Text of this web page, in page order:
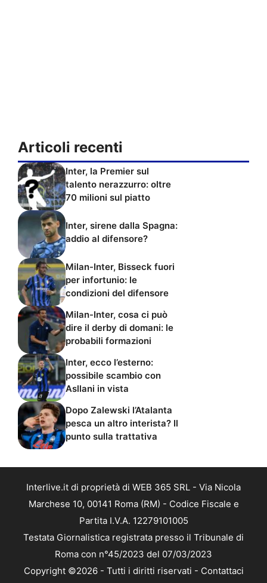
Articoli recenti
Inter, la Premier sul
talento nerazzurro: oltre
70 milioni sul piatto
Inter, sirene dalla Spagna:
addio al difensore?
Milan-Inter, Bisseck fuori
per infortunio: le
condizioni del difensore
Milan-Inter, cosa ci può
dire il derby di domani: le
probabili formazioni
Inter, ecco l’esterno:
possibile scambio con
Asllani in vista
Dopo Zalewski l’Atalanta
pesca un altro interista? Il
punto sulla trattativa
Interlive.it di proprietà di WEB 365 SRL - Via Nicola
Marchese 10, 00141 Roma (RM) - Codice Fiscale e
Partita I.V.A. 12279101005
Testata Giornalistica registrata presso il Tribunale di
Roma con n°45/2023 del 07/03/2023
Copyright ©2026 - Tutti i diritti riservati - Contattaci